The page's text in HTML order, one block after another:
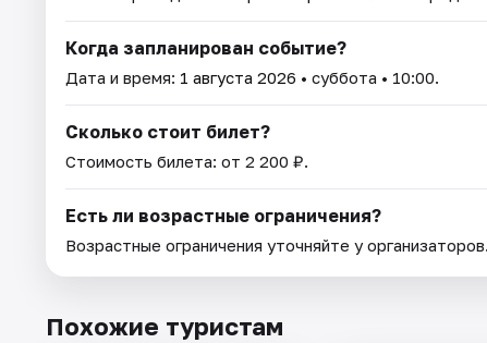
Когда запланирован событие?
Дата и время: 1 августа 2026 • суббота • 10:00.
Сколько стоит билет?
Стоимость билета: от 2 200 ₽.
Есть ли возрастные ограничения?
Возрастные ограничения уточняйте у организаторов.
Похожие туристам